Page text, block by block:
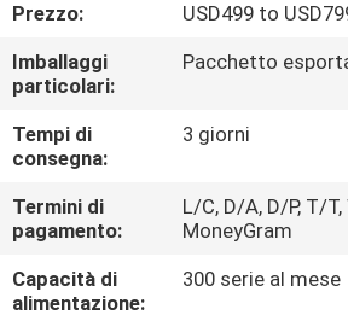
CONTATTICI
RICHIEDA
UNA
CITAZIONE
MAPPA
Prezzo:
USD499 to
Imballaggi
particolari:
Pacchetto
Tempi di
consegna:
3 giorni
Termini di
pagamento:
L/C, D/A, D/P, T/
MoneyGram
Capacità di
alimentazione:
300 serie al mese